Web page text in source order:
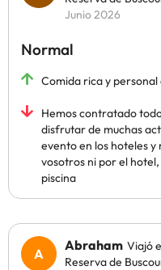
Junio 2026
Normal
Comida rica y
Hemos contratado
disfrutar de muchas
evento en los hoteles
vosotros ni por el
piscina
Abraham Viajó
Reserva de